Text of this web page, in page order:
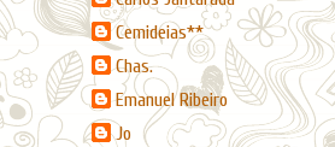
Cemideias**
Chas.
Emanuel Ribeiro
Jo